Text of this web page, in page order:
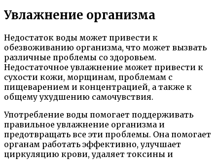
Увлажнение организма
Недостаток воды может привести к
обезвоживанию организма, что может вызвать
различные проблемы со здоровьем.
Недостаточное увлажнение может привести к
сухости кожи, морщинам, проблемам с
пищеварением и концентрацией, а также к
общему ухудшению самочувствия.
Употребление воды помогает поддерживать
правильное увлажнение организма и
предотвращать все эти проблемы. Она помогает
органам работать эффективно, улучшает
циркуляцию крови, удаляет токсины и